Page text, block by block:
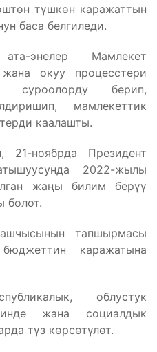
түшкөн каражаттын
баса белгиледи.
энелер Мамлекет
окуу процесстери
берип,
мамлекеттик
каалашты.
21-ноябрда Президент
2022-жылы
жаңы билим берүү
болот.
тапшырмасы
каражатына
облустук
жана социалдык
түз көрсөтүлөт.